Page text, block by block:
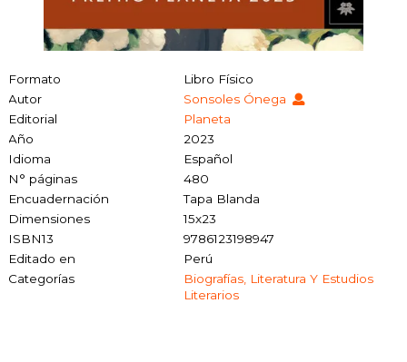
Formato
Libro Físico
Autor
Sonsoles Ónega
Editorial
Planeta
Año
2023
Idioma
Español
N° páginas
480
Encuadernación
Tapa Blanda
Dimensiones
15x23
ISBN13
9786123198947
Editado en
Perú
Categorías
Biografías, Literatura Y Estudios
Literarios